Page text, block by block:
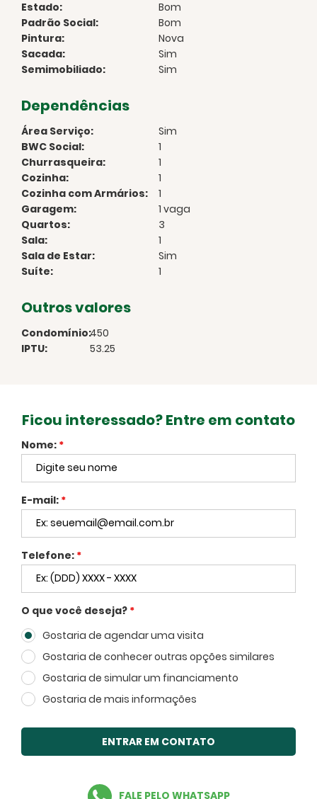
FECHAR
Estado:
Bom
Padrão Social:
Bom
Pintura:
Nova
Sacada:
Sim
Semimobiliado:
Sim
Dependências
Área Serviço:
Sim
BWC Social:
1
Churrasqueira:
1
Cozinha:
1
Cozinha com Armários:
1
Garagem:
1 vaga
Quartos:
3
Sala:
1
Sala de Estar:
Sim
Suíte:
1
Outros valores
Condomínio:450
IPTU:
53.25
Ficou interessado? Entre em contato
Nome: *
E-mail: *
Telefone: *
O que você deseja? *
Gostaria de agendar uma visita
Gostaria de conhecer outras opções similares
Gostaria de simular um financiamento
Gostaria de mais informações
ENTRAR EM CONTATO
FALE PELO WHATSAPP
Voltar